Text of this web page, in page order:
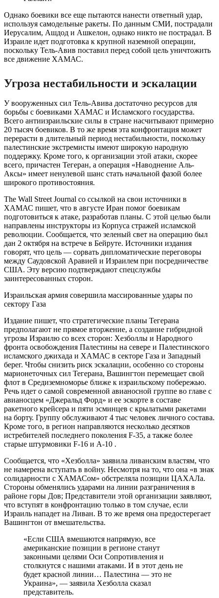
Однако боевики все еще пытаются нанести ответный удар,
используя самодельные ракеты. По данным СМИ, пострадали
Иерусалим, Ашдод и Ашкелон, однако никто не пострадал. В
Израиле идет подготовка к крупной наземной операции,
поскольку Тель-Авив поставил перед собой цель уничтожить
все движение ХАМАС.
Угроза нестабильности и эскалации
У вооруженных сил Тель-Авива достаточно ресурсов для
борьбы с боевиками ХАМАС и Исламского государства.
Всего антиизраильские силы в стране насчитывают примерно
20 тысяч боевиков. В то же время эта конфронтация может
перерасти в длительный период нестабильности, поскольку
палестинские экстремисты имеют широкую народную
поддержку. Кроме того, к организации этой атаки, скорее
всего, причастен Тегеран, а операция «Наводнение Аль-
Аксы» имеет ненулевой шанс стать начальной фазой более
широкого противостояния.
The Wall Street Journal со ссылкой на свои источники в
ХАМАС пишет, что в августе Иран помог боевикам
подготовиться к атаке, разработав планы. С этой целью были
направлены инструкторы из Корпуса стражей исламской
революции. Сообщается, что зеленый свет на операцию был
дан 2 октября на встрече в Бейруте. Источники издания
говорят, что цель — сорвать дипломатические переговоры
между Саудовской Аравией и Израилем при посредничестве
США. Эту версию подтверждают спецслужбы
заинтересованных сторон.
Израильская армия совершила массированные удары по
сектору Газа
Издание пишет, что стратегические планы Тегерана
предполагают не прямое вторжение, а создание гибридной
угрозы Израилю со всех сторон: Хезболлы и Народного
фронта освобождения Палестины на севере и Палестинского
исламского джихада и ХАМАС в секторе Газа и Западный
берег. Чтобы снизить риск эскалации, особенно со стороны
марионеточных сил Тегерана, Вашингтон перемещает свой
флот в Средиземноморье ближе к израильскому побережью.
Речь идет о самой современной авианосной группе во главе с
авианосцем «Джеральд Форд» и ее эскорте в составе
ракетного крейсера и пяти эсминцев с крылатыми ракетами
на борту. Группу обслуживают 4 тыс человек личного состава.
Кроме того, в регион направляются несколько десятков
истребителей последнего поколения F-35, а также более
старые штурмовики F-16 и А-10 .
Сообщается, что «Хезболла» заявила ливанским властям, что
не намерена вступать в войну. Несмотря на то, что она «в знак
солидарности с ХАМАСом» обстреляла позиции ЦАХАЛа.
Стороны обменялись ударами на линии разграничения в
районе горы Дов; Представители этой организации заявляют,
что вступят в конфронтацию только в том случае, если
Израиль нападет на Ливан. В то же время она предостерегает
Вашингтон от вмешательства.
«Если США вмешаются напрямую, все
американские позиции в регионе станут
законными целями Оси Сопротивления и
столкнутся с нашими атаками. И в этот день не
будет красной линии… Палестина — это не
Украина», — заявила Хезболла сказал
представитель.